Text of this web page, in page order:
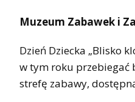
Muzeum Zabawek i
Dzień Dziecka „Blisko
w tym roku przebiegać
strefę zabawy,